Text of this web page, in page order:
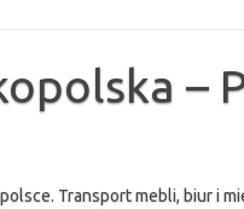
–
Transport mebli, biur i